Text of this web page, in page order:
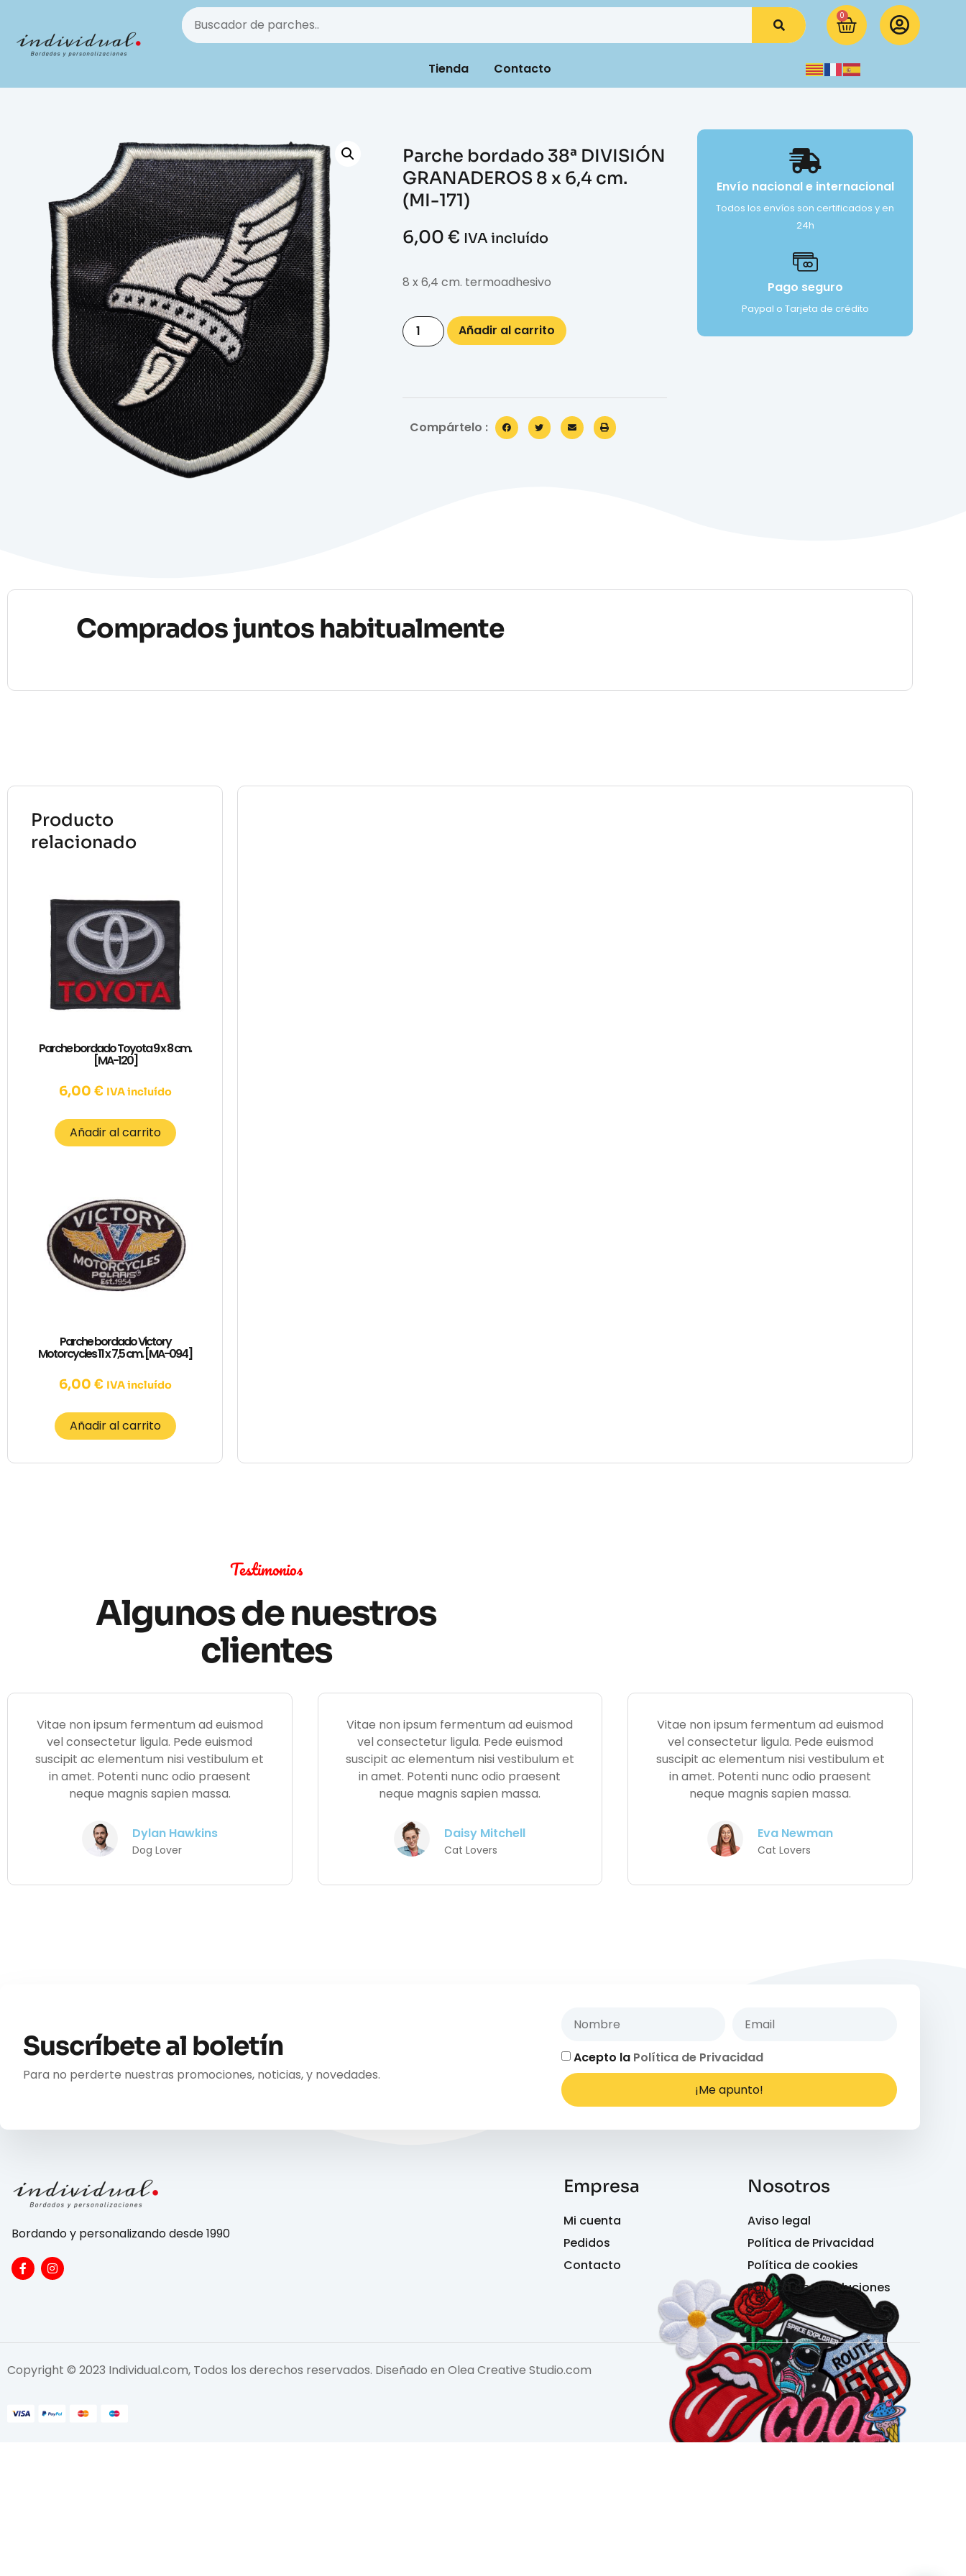
0
Tienda Contacto
Parche bordado 38ª DIVISIÓN
GRANADEROS 8 x 6,4 cm.
(MI-171)
6,00 € IVA incluído
8 x 6,4 cm. termoadhesivo
Añadir al carrito
Compártelo :
Envío nacional e internacional
Todos los envíos son certificados y en
24h
Pago seguro
Paypal o Tarjeta de crédito
Comprados juntos habitualmente
Producto
relacionado
Parche bordado Toyota 9 x 8 cm.
[MA-120]
6,00 € IVA incluído
Añadir al carrito
Parche bordado Victory
Motorcycles 11 x 7,5 cm. [MA-094]
6,00 € IVA incluído
Añadir al carrito
Testimonios
Algunos de nuestros
clientes
Vitae non ipsum fermentum ad euismod
vel consectetur ligula. Pede euismod
suscipit ac elementum nisi vestibulum et
in amet. Potenti nunc odio praesent
neque magnis sapien massa.
Dylan Hawkins
Dog Lover
Vitae non ipsum fermentum ad euismod
vel consectetur ligula. Pede euismod
suscipit ac elementum nisi vestibulum et
in amet. Potenti nunc odio praesent
neque magnis sapien massa.
Daisy Mitchell
Cat Lovers
Vitae non ipsum fermentum ad euismod
vel consectetur ligula. Pede euismod
suscipit ac elementum nisi vestibulum et
in amet. Potenti nunc odio praesent
neque magnis sapien massa.
Eva Newman
Cat Lovers
Suscríbete al boletín
Para no perderte nuestras promociones, noticias, y novedades.
Acepto la Política de Privacidad
¡Me apunto!
Bordando y personalizando desde 1990
Empresa
Mi cuenta
Pedidos
Contacto
Nosotros
Aviso legal
Política de Privacidad
Política de cookies
Política de devoluciones
Copyright © 2023 Individual.com, Todos los derechos reservados. Diseñado en Olea Creative Studio.com